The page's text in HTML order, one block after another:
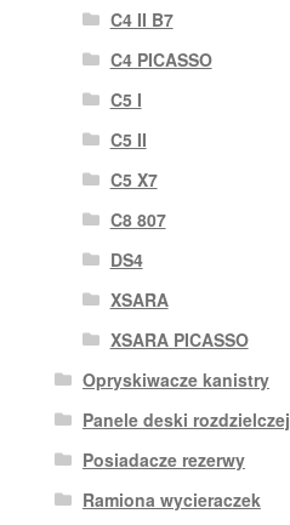
C4 II B7
C4 PICASSO
C5 I
C5 II
C5 X7
C8 807
DS4
XSARA
XSARA PICASSO
Opryskiwacze kanistry
Panele deski rozdzielczej
Posiadacze rezerwy
Ramiona wycieraczek